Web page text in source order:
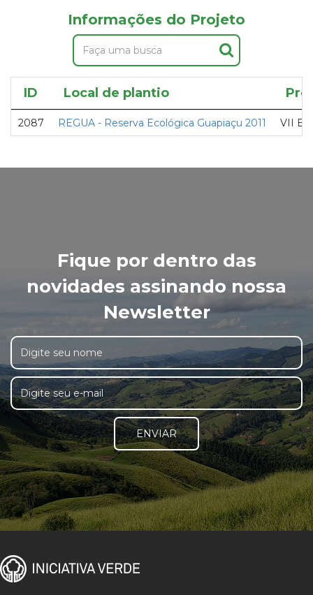
Informações do Projeto
ID Local de plantio
2087 REGUA - Reserva Ecológica Guapiaçu 2011 VII
Fique por dentro das
novidades assinando nossa
Newsletter
ENVIAR